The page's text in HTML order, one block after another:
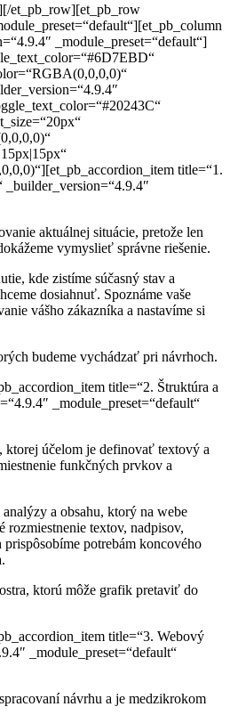
et_pb_row][et_pb_row
_module_preset=“default“]
title=“1.
_builder_version=“4.9.4″
aktuálnej situácie, pretože len
vymyslieť správne riešenie.
kde zistíme súčasný stav a
dosiahnuť. Spoznáme vaše
vášho zákazníka a nastavíme si
budeme vychádzať pri návrhoch.
title=“2. Štruktúra a
_module_preset=“default“
ktorej účelom je definovať textový a
funkčných prvkov a
a obsahu, ktorý na webe
rozmiestnenie textov, nadpisov,
potrebám koncového
ktorú môže grafik pretaviť do
title=“3. Webový
_module_preset=“default“
návrhu a je medzikrokom